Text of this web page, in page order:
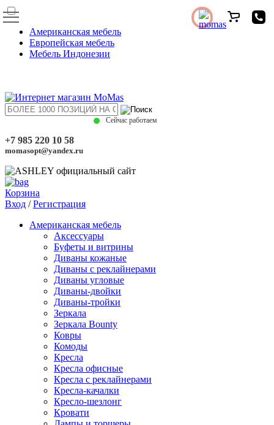
Американская мебель
Европейская мебель
Мебель Индонезии
Сейчас работаем
+7 985 220 10 58
momasopt@yandex.ru
Корзина
Вход /Регистрация
Американская мебель
Аксессуары
Буфеты и витрины
Диваны кожаные
Диваны с реклайнерами
Диваны угловые
Диваны-двойки
Диваны-тройки
Зеркала
Зеркала Bounty
Ковры
Комоды
Кресла
Кресла офисные
Кресла с реклайнерами
Кресла-качалки
Кресло-шезлонг
Кровати